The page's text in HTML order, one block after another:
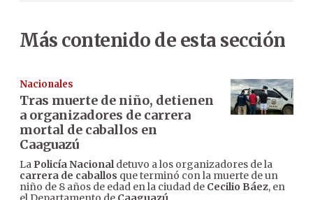
Más contenido de esta sección
Nacionales
Tras muerte de niño, detienen
a organizadores de carrera
mortal de caballos en
Caaguazú
La Policía Nacionaldetuvo a los organizadores de la
carrera de caballos que terminó con la muerte de un
niño de 8 años de edad en la ciudad de Cecilio Báez, en